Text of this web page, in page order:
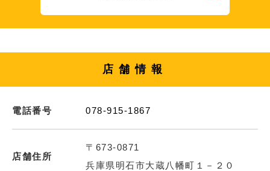
店舗情報
電話番号 078-915-1867
店舗住所
〒673-0871
兵庫県明石市大蔵八幡町１－２０